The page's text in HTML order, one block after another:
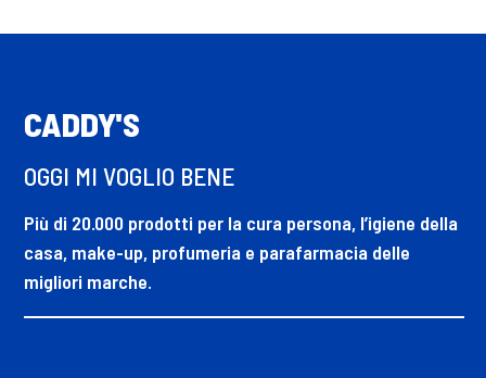
CADDY'S
OGGI MI VOGLIO BENE
Più di 20.000 prodotti per la cura persona, l’igiene della
casa, make-up, profumeria e parafarmacia delle
migliori marche.